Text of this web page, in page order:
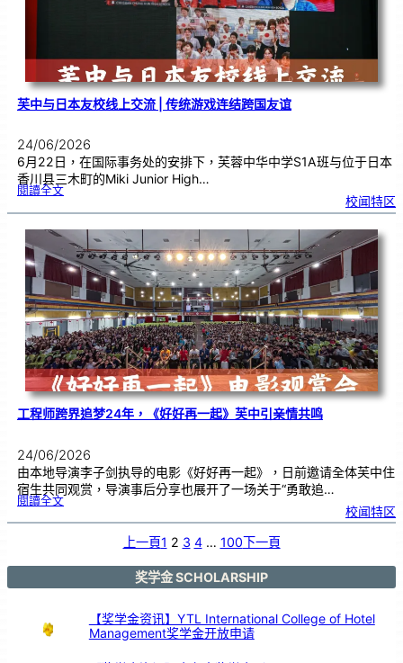
芙中与日本友校线上交流 | 传统游戏连结跨国友谊
24/06/2026
6月22日，在国际事务处的安排下，芙蓉中华中学S1A班与位于日本
香川县三木町的Miki Junior High…
閱讀全文:芙
日
友
校
线
上
流
|传
统
游
戏
连
结
跨
国
友
谊
校闻特区
工程师跨界追梦24年，《好好再一起》芙中引亲情共鸣
24/06/2026
由本地导演李子剑执导的电影《好好再一起》，日前邀请全体芙中住
宿生共同观赏，导演事后分享也展开了一场关于“勇敢追…
閱讀全文:工
跨
，
好
校闻特区
上一頁1 2 3 4 … 100下一頁
奖学金 SCHOLARSHIP
【奖学金资讯】YTL International College of Hotel
Management奖学金开放申请